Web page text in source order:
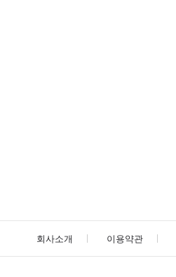
회사소개 이용약관